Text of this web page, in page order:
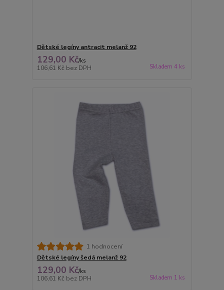
Dětské legíny antracit melanž 92
129,00 Kč/ks
106,61 Kč bez DPH Skladem 4 ks
1 hodnocení
Dětské legíny šedá melanž 92
129,00 Kč/ks
106,61 Kč bez DPH Skladem 1 ks